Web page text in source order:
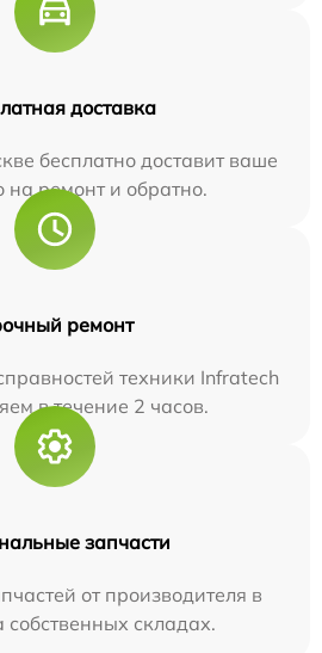
доставка
бесплатно доставит ваше
на ремонт и обратно.
ремонт
техники Infratech
в течение 2 часов.
запчасти
от производителя в
складах.